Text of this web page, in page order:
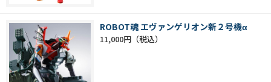
ROBOT魂 エヴァンゲリオン新２号機α
11,000円